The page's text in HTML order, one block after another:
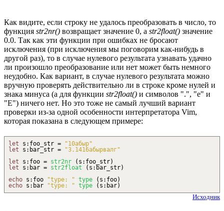
Как видите, если строку не удалось преобразовать в число, то
функция str2nr() возвращает значение 0, а str2float() значение
0.0. Так как эти функции при ошибках не бросают
исключения (при исключения мы поговорим как-нибудь в
другой раз), то в случае нулевого результата узнавать удачно
ли произошло преобразование или нет может быть немного
неудобно. Как вариант, в случае нулевого результата можно
вручную проверять действительно ли в строке кроме нулей и
знака минуса (а для функции str2float() и символов ".", "e" и
"E") ничего нет. Но это тоже не самый лучший вариант
проверки из-за одной особенности интерпретатора Vim,
которая показана в следующем примере:
let s : foo_str =
"10абыр"
let s : bar_str =
"3.1416абырвалг"
let s : foo = str2nr ( s : foo_str)
let s : bar = str2float ( s : bar_str)
echo s : foo "type: " type ( s : foo)
echo s : bar "type: " type ( s : bar)
Исходник